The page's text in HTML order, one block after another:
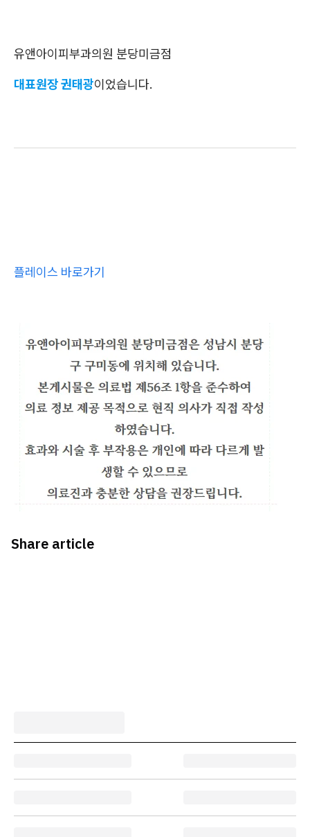
유앤아이피부과의원 분당미금점
대표원장 권태광이었습니다.
플레이스 바로가기
Share article